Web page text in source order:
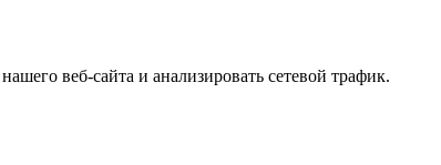
веб-сайта и анализировать сетевой трафик.